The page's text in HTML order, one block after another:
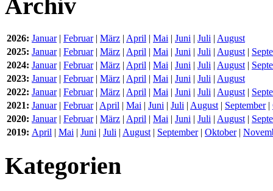
Archiv
2026: Januar| Februar| März | April | Mai | Juni | Juli | August
2025: Januar| Februar| März | April | Mai | Juni | Juli | August|
2024: Januar| Februar| März | April | Mai | Juni | Juli | August|
2023: Januar| Februar| März | April | Mai | Juni | Juli | August
2022: Januar| Februar| März | April | Mai | Juni | Juli | August|
2021: Januar| Februar| April | Mai | Juni | Juli | August| September|
2020: Januar| Februar| März | April | Mai | Juni | Juli | August|
2019: April | Mai | Juni | Juli | August| September| Oktober|
Kategorien